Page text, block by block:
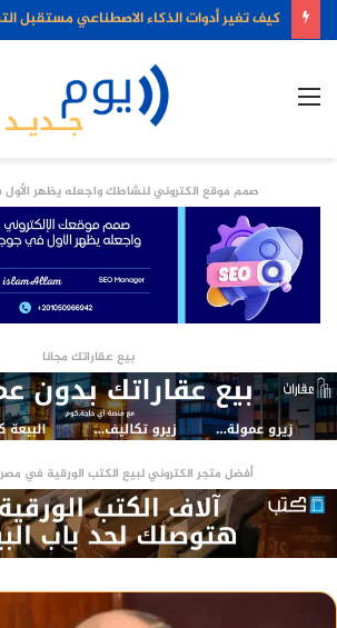
كيف تغير أدوات الذكاء الاصطناعي مستقبل
صمم موقع الكتروني لنشاطك واجعله يظهر
بيع عقاراتك مجانا
أفضل متجر الكتروني لبيع الكتب الورقية في مصر